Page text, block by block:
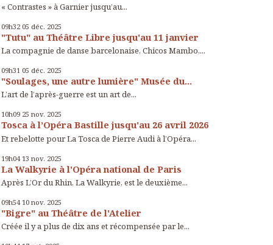
« Contrastes » à Garnier jusqu’au...
09h32 05 déc. 2025
"Tutu" au Théâtre Libre jusqu'au 11 janvier
La compagnie de danse barcelonaise, Chicos Mambo,...
09h31 05 déc. 2025
"Soulages, une autre lumière" Musée du...
L’art de l’après-guerre est un art de...
10h09 25 nov. 2025
Tosca à l’Opéra Bastille jusqu'au 26 avril 2026
Et rebelotte pour La Tosca de Pierre Audi à l’Opéra...
19h04 13 nov. 2025
La Walkyrie à l'Opéra national de Paris
Après L’Or du Rhin, La Walkyrie, est le deuxième...
09h54 10 nov. 2025
"Bigre" au Théâtre de l'Atelier
Créée il y a plus de dix ans et récompensée par le...